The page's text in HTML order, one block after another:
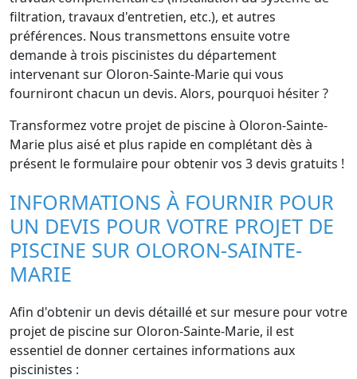
filtration, travaux d'entretien, etc.), et autres
préférences. Nous transmettons ensuite votre
demande à trois piscinistes du département
intervenant sur Oloron-Sainte-Marie qui vous
fourniront chacun un devis. Alors, pourquoi hésiter ?
Transformez votre projet de piscine à Oloron-Sainte-
Marie plus aisé et plus rapide en complétant dès à
présent le formulaire pour obtenir vos 3 devis gratuits !
INFORMATIONS À FOURNIR POUR
UN DEVIS POUR VOTRE PROJET DE
PISCINE SUR OLORON-SAINTE-
MARIE
Afin d'obtenir un devis détaillé et sur mesure pour votre
projet de piscine sur Oloron-Sainte-Marie, il est
essentiel de donner certaines informations aux
piscinistes :